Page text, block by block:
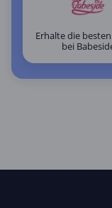
Erhalte die besten
bei